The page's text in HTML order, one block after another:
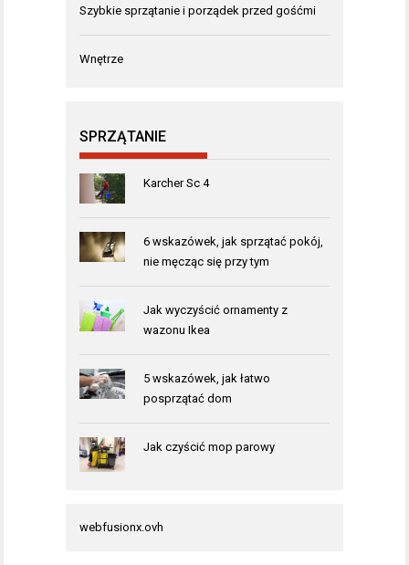
Szybkie sprzątanie i porządek przed gośćmi
Wnętrze
SPRZĄTANIE
Karcher Sc 4
6 wskazówek, jak sprzątać pokój,
nie męcząc się przy tym
Jak wyczyścić ornamenty z
wazonu Ikea
5 wskazówek, jak łatwo
posprzątać dom
Jak czyścić mop parowy
webfusionx.ovh